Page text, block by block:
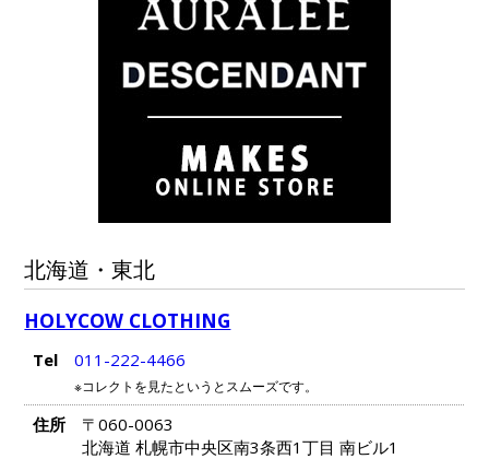
北海道・東北
HOLYCOW CLOTHING
Tel 011-222-4466
※コレクトを見たというとスムーズです。
住所
〒060-0063
北海道 札幌市中央区南3条西1丁目 南ビル1